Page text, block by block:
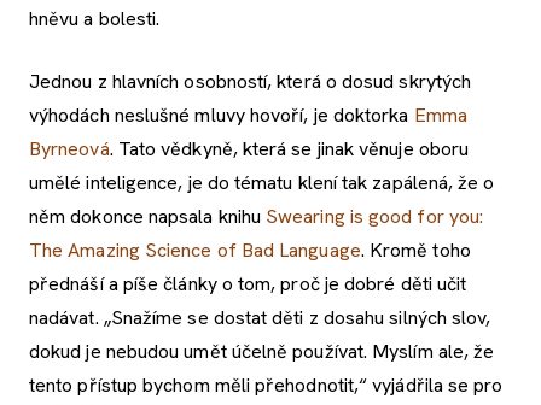
hněvu a bolesti.
Jednou z hlavních osobností, která o dosud skrytých
výhodách neslušné mluvy hovoří, je doktorka Emma
Byrneová. Tato vědkyně, která se jinak věnuje oboru
umělé inteligence, je do tématu klení tak zapálená, že o
něm dokonce napsala knihu Swearing is good for you:
The Amazing Science of Bad Language. Kromě toho
přednáší a píše články o tom, proč je dobré děti učit
nadávat. „Snažíme se dostat děti z dosahu silných slov,
dokud je nebudou umět účelně používat. Myslím ale, že
tento přístup bychom měli přehodnotit,“ vyjádřila se pro